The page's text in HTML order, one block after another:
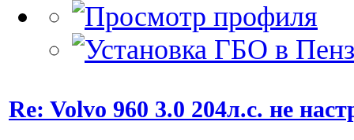
Re: Volvo 960 3.0 204л.с. не